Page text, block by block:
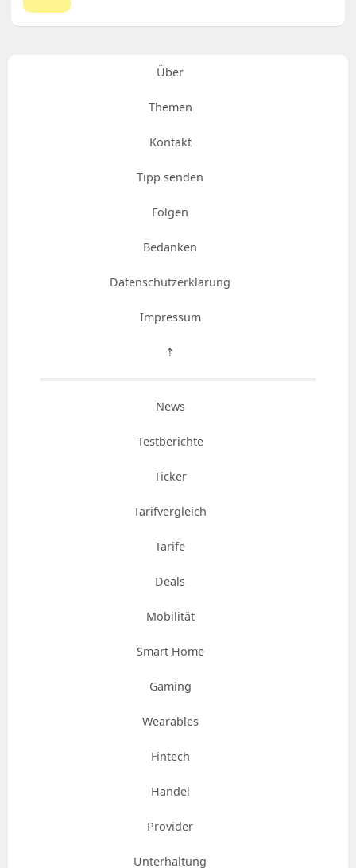
Über
Themen
Kontakt
Tipp senden
Folgen
Bedanken
Datenschutzerklärung
Impressum
⇡
News
Testberichte
Ticker
Tarifvergleich
Tarife
Deals
Mobilität
Smart Home
Gaming
Wearables
Fintech
Handel
Provider
Unterhaltung